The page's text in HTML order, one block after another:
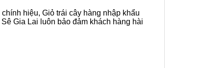
hiệu, Giỏ trái cây hàng nhập khẩu
Gia Lai luôn bảo đảm khách hàng hài